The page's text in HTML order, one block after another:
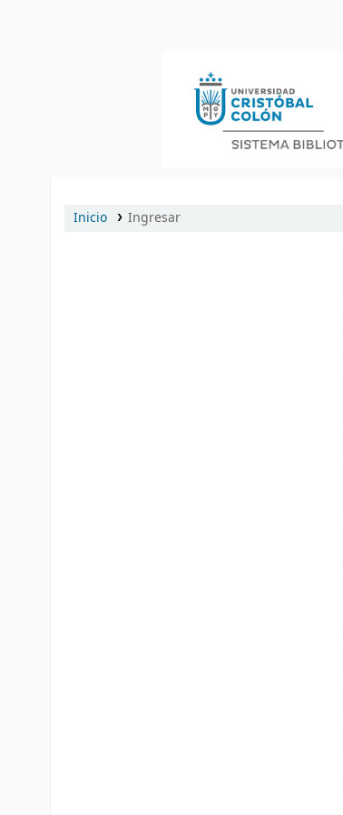
Inicio Ingresar